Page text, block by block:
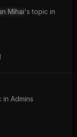
Mihai's topic in
in Admins